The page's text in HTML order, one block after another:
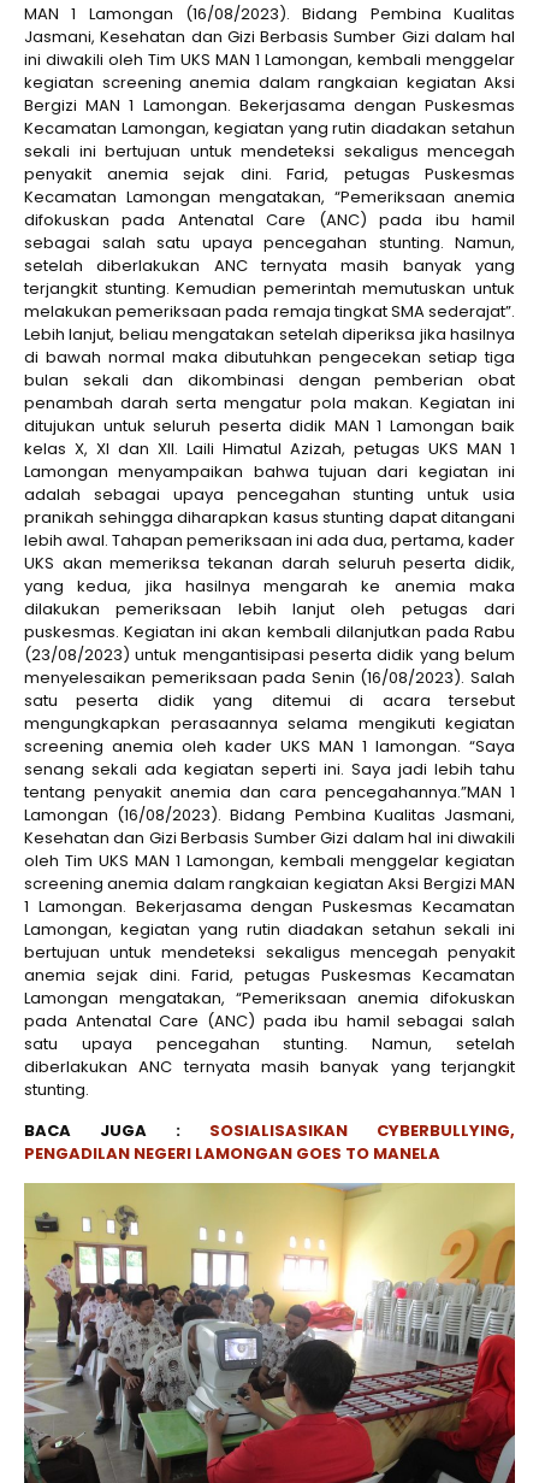
MAN 1 Lamongan (16/08/2023). Bidang Pembina Kualitas
Jasmani, Kesehatan dan Gizi Berbasis Sumber Gizi dalam hal
ini diwakili oleh Tim UKS MAN 1 Lamongan, kembali menggelar
kegiatan screening anemia dalam rangkaian kegiatan Aksi
Bergizi MAN 1 Lamongan. Bekerjasama dengan Puskesmas
Kecamatan Lamongan, kegiatan yang rutin diadakan setahun
sekali ini bertujuan untuk mendeteksi sekaligus mencegah
penyakit anemia sejak dini. Farid, petugas Puskesmas
Kecamatan Lamongan mengatakan, “Pemeriksaan anemia
difokuskan pada Antenatal Care (ANC) pada ibu hamil
sebagai salah satu upaya pencegahan stunting. Namun,
setelah diberlakukan ANC ternyata masih banyak yang
terjangkit stunting. Kemudian pemerintah memutuskan untuk
melakukan pemeriksaan pada remaja tingkat SMA sederajat”.
Lebih lanjut, beliau mengatakan setelah diperiksa jika hasilnya
di bawah normal maka dibutuhkan pengecekan setiap tiga
bulan sekali dan dikombinasi dengan pemberian obat
penambah darah serta mengatur pola makan. Kegiatan ini
ditujukan untuk seluruh peserta didik MAN 1 Lamongan baik
kelas X, XI dan XII. Laili Himatul Azizah, petugas UKS MAN 1
Lamongan menyampaikan bahwa tujuan dari kegiatan ini
adalah sebagai upaya pencegahan stunting untuk usia
pranikah sehingga diharapkan kasus stunting dapat ditangani
lebih awal. Tahapan pemeriksaan ini ada dua, pertama, kader
UKS akan memeriksa tekanan darah seluruh peserta didik,
yang kedua, jika hasilnya mengarah ke anemia maka
dilakukan pemeriksaan lebih lanjut oleh petugas dari
puskesmas. Kegiatan ini akan kembali dilanjutkan pada Rabu
(23/08/2023) untuk mengantisipasi peserta didik yang belum
menyelesaikan pemeriksaan pada Senin (16/08/2023). Salah
satu peserta didik yang ditemui di acara tersebut
mengungkapkan perasaannya selama mengikuti kegiatan
screening anemia oleh kader UKS MAN 1 lamongan. “Saya
senang sekali ada kegiatan seperti ini. Saya jadi lebih tahu
tentang penyakit anemia dan cara pencegahannya.”MAN 1
Lamongan (16/08/2023). Bidang Pembina Kualitas Jasmani,
Kesehatan dan Gizi Berbasis Sumber Gizi dalam hal ini diwakili
oleh Tim UKS MAN 1 Lamongan, kembali menggelar kegiatan
screening anemia dalam rangkaian kegiatan Aksi Bergizi MAN
1 Lamongan. Bekerjasama dengan Puskesmas Kecamatan
Lamongan, kegiatan yang rutin diadakan setahun sekali ini
bertujuan untuk mendeteksi sekaligus mencegah penyakit
anemia sejak dini. Farid, petugas Puskesmas Kecamatan
Lamongan mengatakan, “Pemeriksaan anemia difokuskan
pada Antenatal Care (ANC) pada ibu hamil sebagai salah
satu upaya pencegahan stunting. Namun, setelah
diberlakukan ANC ternyata masih banyak yang terjangkit
stunting.
BACA JUGA : SOSIALISASIKAN CYBERBULLYING,
PENGADILAN NEGERI LAMONGAN GOES TO MANELA